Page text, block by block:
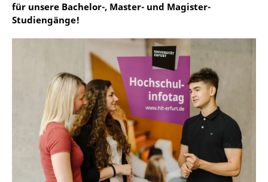
für unsere Bachelor-, Master- und Magister-
Studiengänge!